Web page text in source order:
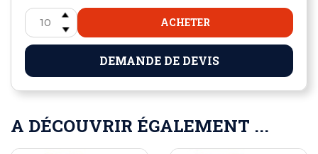
ACHETER
DEMANDE DE DEVIS
A DÉCOUVRIR ÉGALEMENT ...